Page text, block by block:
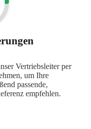
Vertriebsleiter per
um Ihre
passende,
empfehlen.